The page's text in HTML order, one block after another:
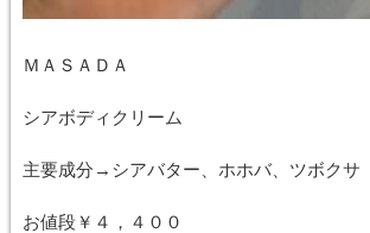
ＭＡＳＡＤＡ
シアボディクリーム
主要成分→シアバター、ホホバ、ツボクサ
お値段￥４，４００